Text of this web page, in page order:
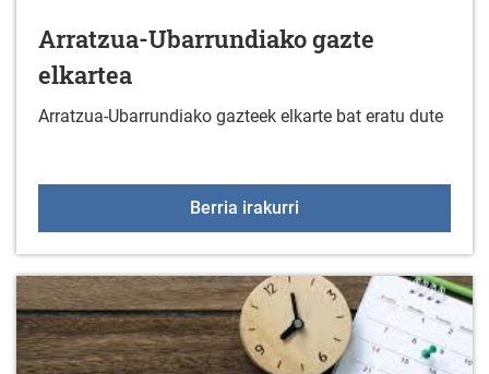
Arratzua-Ubarrundiako gazte
elkartea
Arratzua-Ubarrundiako gazteek elkarte bat eratu dute
Berria irakurri